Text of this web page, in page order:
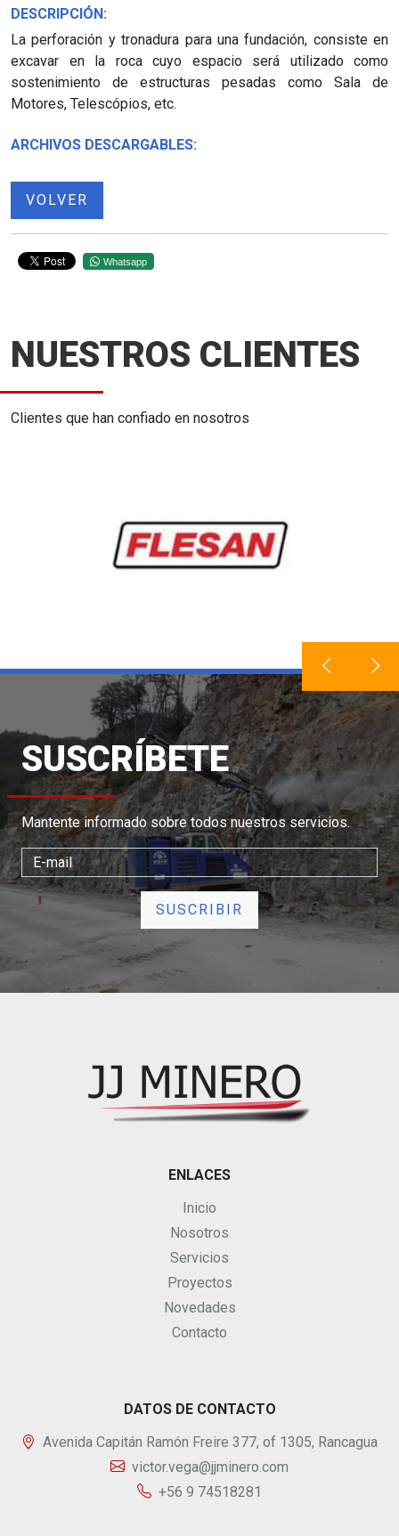
DESCRIPCIÓN:
La perforación y tronadura para una fundación, consiste en
excavar en la roca cuyo espacio será utilizado como
sostenimiento de estructuras pesadas como Sala de
Motores, Telescópios, etc.
ARCHIVOS DESCARGABLES:
VOLVER
Whatsapp
NUESTROS CLIENTES
Clientes que han confiado en nosotros
SUSCRÍBETE
Mantente informado sobre todos nuestros servicios.
ENLACES
Inicio
Nosotros
Servicios
Proyectos
Novedades
Contacto
DATOS DE CONTACTO
Avenida Capitán Ramón Freire 377, of 1305, Rancagua
victor.vega@jjminero.com
+56 9 74518281